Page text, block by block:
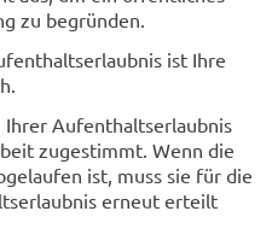
zu begründen.
ist Ihre
Aufenthaltserlaubnis
zugestimmt. Wenn die
ist, muss sie für die
erneut erteilt